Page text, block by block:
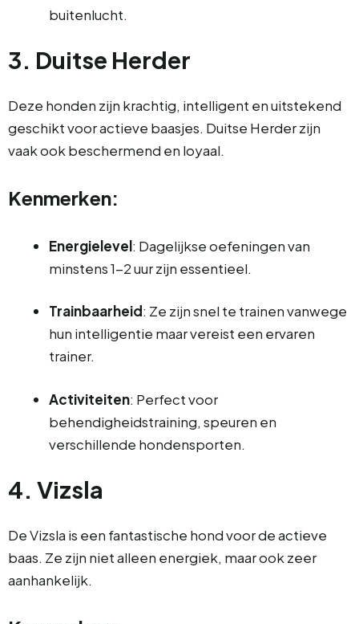
buitenlucht.
3. Duitse Herder
Deze honden zijn krachtig, intelligent en uitstekend
geschikt voor actieve baasjes. Duitse Herder zijn
vaak ook beschermend en loyaal.
Kenmerken:
Energielevel: Dagelijkse oefeningen van
minstens 1-2 uur zijn essentieel.
Trainbaarheid: Ze zijn snel te trainen vanwege
hun intelligentie maar vereist een ervaren
trainer.
Activiteiten: Perfect voor
behendigheidstraining, speuren en
verschillende hondensporten.
4. Vizsla
De Vizsla is een fantastische hond voor de actieve
baas. Ze zijn niet alleen energiek, maar ook zeer
aanhankelijk.